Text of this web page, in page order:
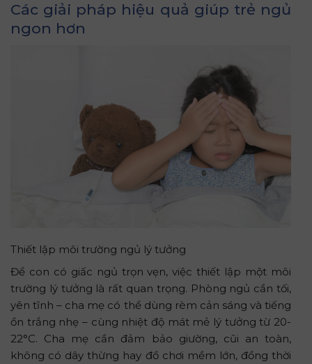
Các giải pháp hiệu quả giúp trẻ ngủ
ngon hơn
Thiết lập môi trường ngủ lý tưởng
Để con có giấc ngủ trọn vẹn, việc thiết lập một môi
trường lý tưởng là rất quan trọng. Phòng ngủ cần tối,
yên tĩnh – cha mẹ có thể dùng rèm cản sáng và tiếng
ồn trắng nhẹ – cùng nhiệt độ mát mẻ lý tưởng từ 20-
22°C. Cha mẹ cần đảm bảo giường, cũi an toàn,
không có dây thừng hay đồ chơi mềm lớn, đồng thời